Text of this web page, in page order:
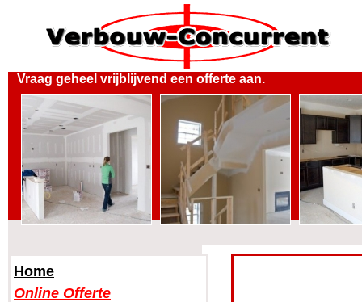
Vraag geheel vrijblijvend een offerte aan.
Home
Online Offerte